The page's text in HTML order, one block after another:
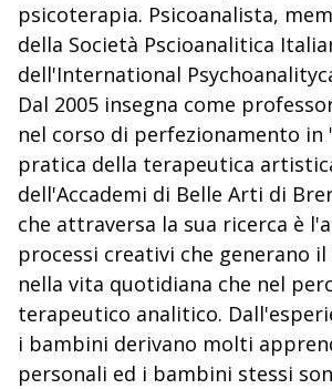
psicoterapia. Psicoanalista,
della Società Pscioanalitica
dell'International
Dal 2005 insegna come
nel corso di perfezionamento in
pratica della terapeutica
dell'Accademi di Belle Arti di
che attraversa la sua ricerca è
processi creativi che generano il
nella vita quotidiana che nel
terapeutico analitico.
i bambini derivano molti
personali ed i bambini stessi